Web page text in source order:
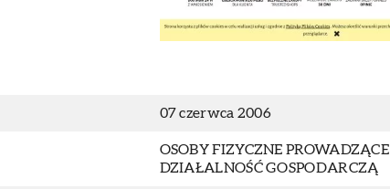
07 czerwca 2006
OSOBY FIZYCZNE PROWADZĄCE
DZIAŁALNOŚĆ GOSPODARCZĄ